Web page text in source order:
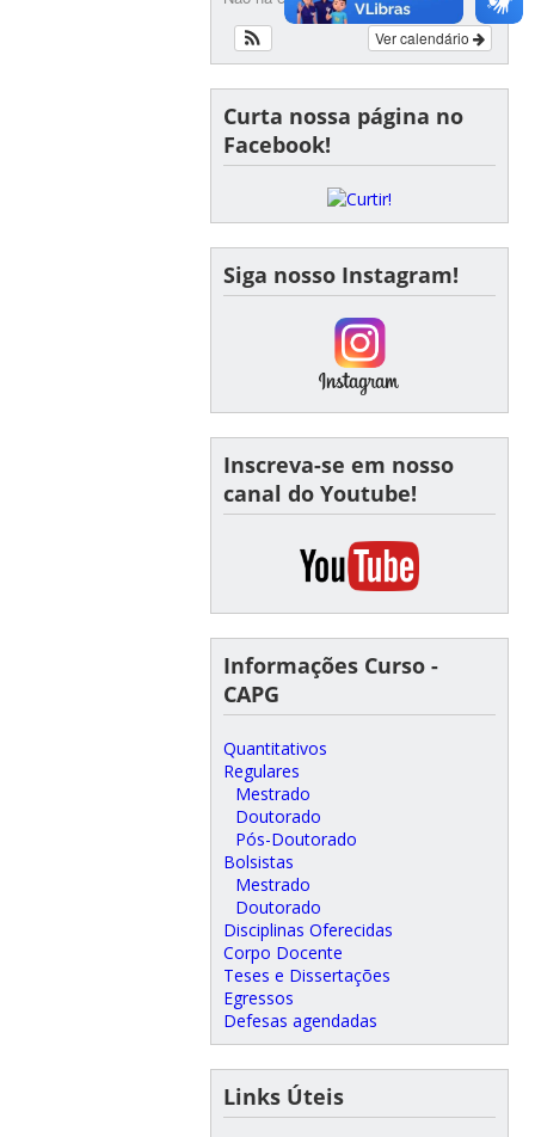
Ver calendário
Curta nossa página no
Facebook!
Siga nosso Instagram!
Inscreva-se em nosso
canal do Youtube!
Informações Curso -
CAPG
Quantitativos
Regulares
Mestrado
Doutorado
Pós-Doutorado
Bolsistas
Mestrado
Doutorado
Disciplinas Oferecidas
Corpo Docente
Teses e Dissertações
Egressos
Defesas agendadas
Links Úteis